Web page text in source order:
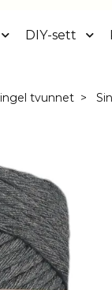
DIY-sett
tvunnet